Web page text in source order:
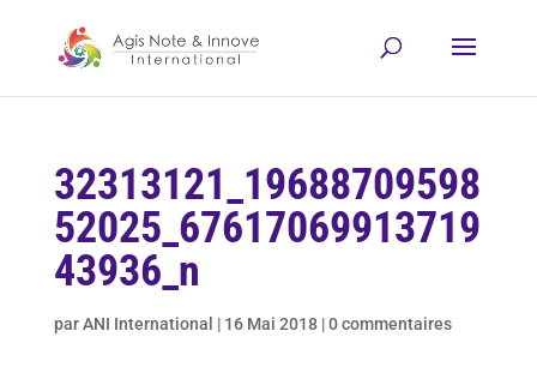
32313121_19688709598
52025_67617069913719
43936_n
parANI International | 16 Mai 2018|0 commentaires